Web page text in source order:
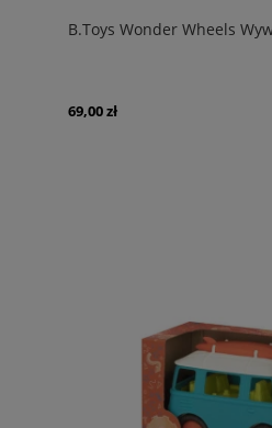
B.Toys Wonder Wheels
69,00 zł